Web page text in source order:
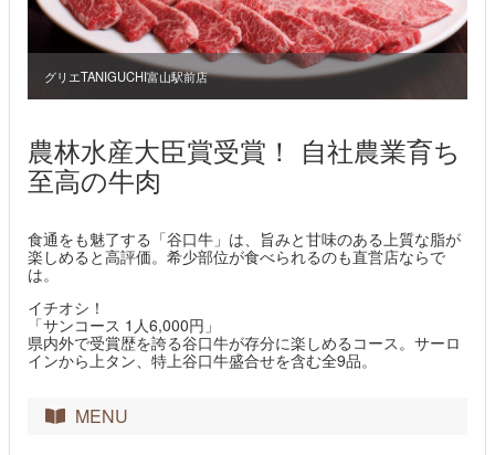
グリエTANIGUCHI富山駅前店
農林水産大臣賞受賞！ 自社農業育ち
至高の牛肉
食通をも魅了する「谷口牛」は、旨みと甘味のある上質な脂が
楽しめると高評価。希少部位が食べられるのも直営店ならで
は。
イチオシ！
「サンコース 1人6,000円」
県内外で受賞歴を誇る谷口牛が存分に楽しめるコース。サーロ
インから上タン、特上谷口牛盛合せを含む全9品。
MENU